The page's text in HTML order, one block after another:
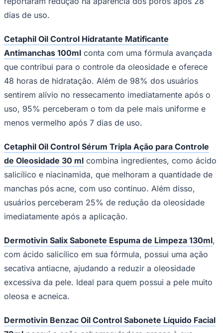
dias de uso.
Cetaphil Oil Control Hidratante Matificante
Antimanchas 100ml conta com uma fórmula avançada
que contribui para o controle da oleosidade e oferece
48 horas de hidratação. Além de 98% dos usuários
sentirem alívio no ressecamento imediatamente após o
uso, 95% perceberam o tom da pele mais uniforme e
menos vermelho após 7 dias de uso.
Cetaphil Oil Control Sérum Tripla Ação para Controle
de Oleosidade 30 ml combina ingredientes, como ácido
salicílico e niacinamida, que melhoram a quantidade de
manchas pós acne, com uso contínuo. Além disso,
usuários perceberam 25% de redução da oleosidade
imediatamente após a aplicação.
Dermotivin Salix Sabonete Espuma de Limpeza 130ml,
com ácido salicílico em sua fórmula, possui uma ação
secativa antiacne, ajudando a reduzir a oleosidade
excessiva da pele. Ideal para quem possui a pele muito
oleosa e acneica.
Dermotivin Benzac Oil Control Sabonete Líquido Facial